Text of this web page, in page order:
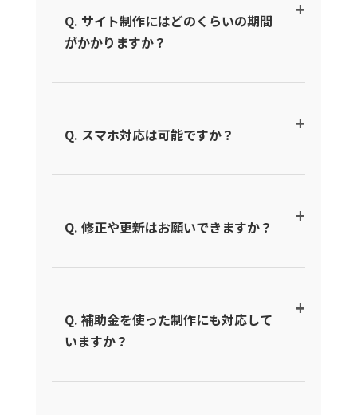
Q. サイト制作にはどのくらいの期間
がかかりますか？
Q. スマホ対応は可能ですか？
Q. 修正や更新はお願いできますか？
Q. 補助金を使った制作にも対応して
いますか？